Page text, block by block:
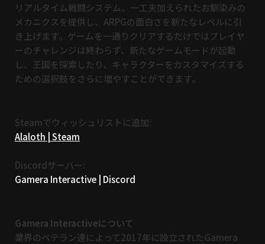
リアルタイム戦闘システム、 一工夫加えられたお馴染みの
メカニクスを提供し、 ARPGの面白さを新たなレベルに引
き上げます。 ゲームを一通りクリアするだけではプレイヤ
ーのチャレンジは終わらず、新たなゲームモードが起動
し、王国を探索したり、 キャラクターをカスタマイズする
ための選択肢をさらに増やすことができます。
Steamでウィッシュリストに追加:
Alaloth | Steam
Discordサーバー:
Gamera Interactive | Discord
Gamera Interactiveについて
業界のベテラン達によって2017年に設立されたGamera